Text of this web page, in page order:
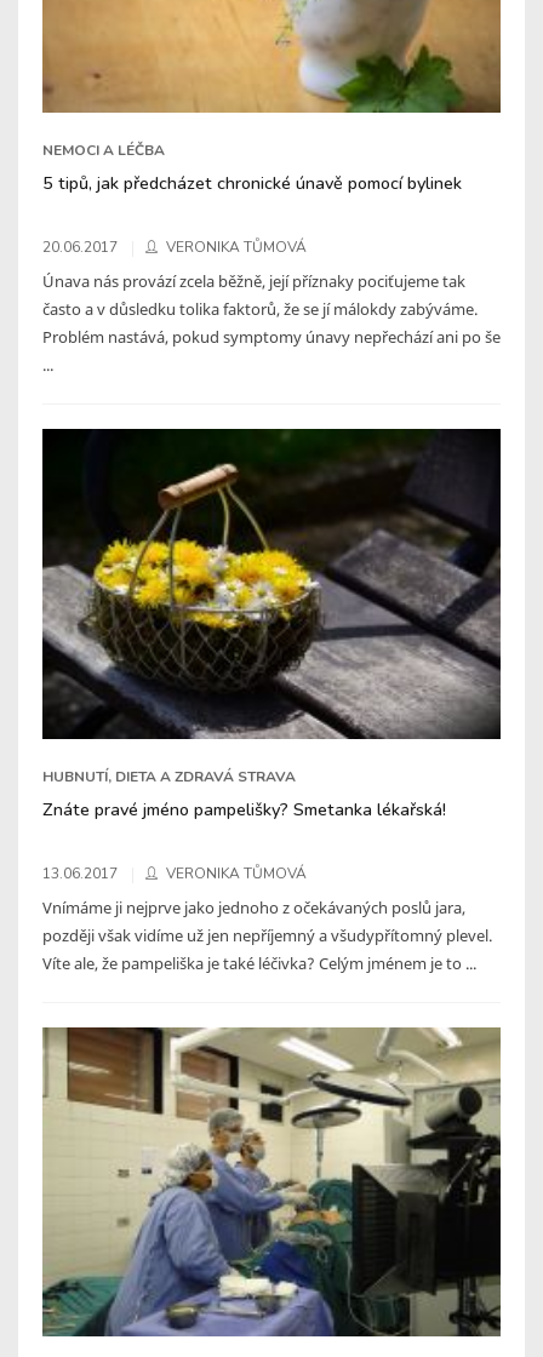
NEMOCI A LÉČBA
5 tipů, jak předcházet chronické únavě pomocí bylinek
20.06.2017 VERONIKA TŮMOVÁ
Únava nás provází zcela běžně, její příznaky pociťujeme tak
často a v důsledku tolika faktorů, že se jí málokdy zabýváme.
Problém nastává, pokud symptomy únavy nepřechází ani po še
...
HUBNUTÍ, DIETA A ZDRAVÁ STRAVA
Znáte pravé jméno pampelišky? Smetanka lékařská!
13.06.2017 VERONIKA TŮMOVÁ
Vnímáme ji nejprve jako jednoho z očekávaných poslů jara,
později však vidíme už jen nepříjemný a všudypřítomný plevel.
Víte ale, že pampeliška je také léčivka? Celým jménem je to ...